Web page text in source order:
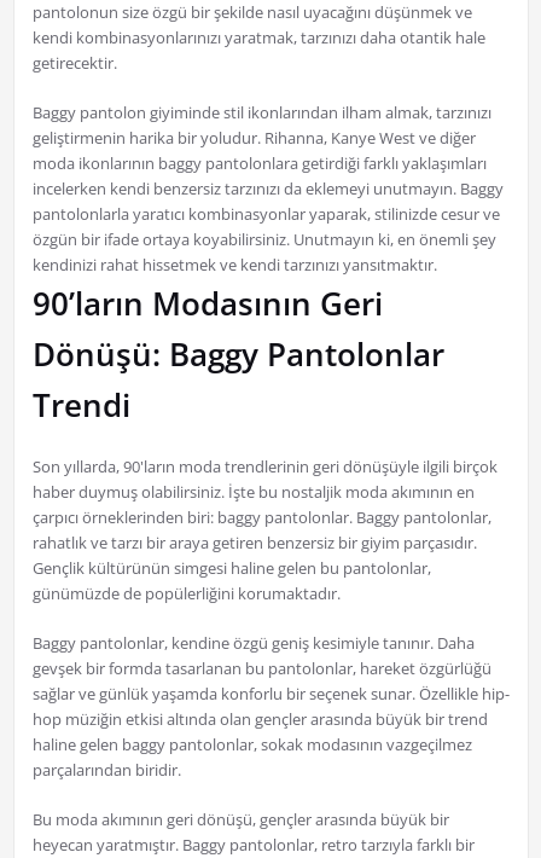
pantolonun size özgü bir şekilde nasıl uyacağını düşünmek ve
kendi kombinasyonlarınızı yaratmak, tarzınızı daha otantik hale
getirecektir.
Baggy pantolon giyiminde stil ikonlarından ilham almak, tarzınızı
geliştirmenin harika bir yoludur. Rihanna, Kanye West ve diğer
moda ikonlarının baggy pantolonlara getirdiği farklı yaklaşımları
incelerken kendi benzersiz tarzınızı da eklemeyi unutmayın. Baggy
pantolonlarla yaratıcı kombinasyonlar yaparak, stilinizde cesur ve
özgün bir ifade ortaya koyabilirsiniz. Unutmayın ki, en önemli şey
kendinizi rahat hissetmek ve kendi tarzınızı yansıtmaktır.
90’ların Modasının Geri
Dönüşü: Baggy Pantolonlar
Trendi
Son yıllarda, 90'ların moda trendlerinin geri dönüşüyle ilgili birçok
haber duymuş olabilirsiniz. İşte bu nostaljik moda akımının en
çarpıcı örneklerinden biri: baggy pantolonlar. Baggy pantolonlar,
rahatlık ve tarzı bir araya getiren benzersiz bir giyim parçasıdır.
Gençlik kültürünün simgesi haline gelen bu pantolonlar,
günümüzde de popülerliğini korumaktadır.
Baggy pantolonlar, kendine özgü geniş kesimiyle tanınır. Daha
gevşek bir formda tasarlanan bu pantolonlar, hareket özgürlüğü
sağlar ve günlük yaşamda konforlu bir seçenek sunar. Özellikle hip-
hop müziğin etkisi altında olan gençler arasında büyük bir trend
haline gelen baggy pantolonlar, sokak modasının vazgeçilmez
parçalarından biridir.
Bu moda akımının geri dönüşü, gençler arasında büyük bir
heyecan yaratmıştır. Baggy pantolonlar, retro tarzıyla farklı bir